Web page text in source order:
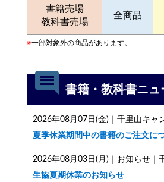
書籍売場
教科書売場
全商品
※一部対象外の商品があります。
comment 書籍・教科書ニュ
2026年08月07日(金)｜千里山キャ
夏季休業期間中の書籍のご注文に
2026年08月03日(月)｜お知らせ｜
生協夏期休業のお知らせ